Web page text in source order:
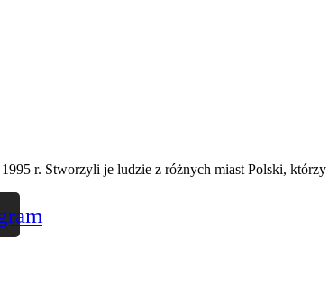
1995 r. Stworzyli je ludzie z różnych miast Polski,